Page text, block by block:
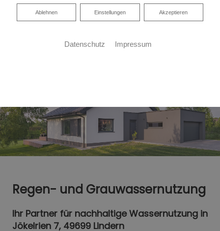
Regen- und Grauwassernutzung
Ihr Partner für nachhaltige Wassernutzung in
Jökelrien 7, 49699 Lindern
Akzeptieren
Einstellungen
Ablehnen
Ablehnen
Datenschutz Impressum